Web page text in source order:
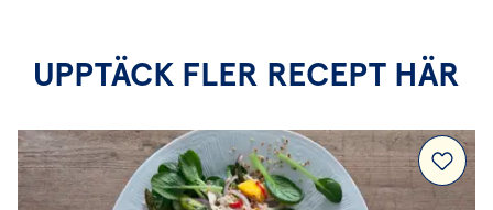
UPPTÄCK FLER RECEPT HÄR